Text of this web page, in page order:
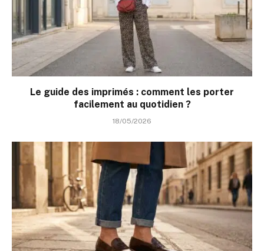
Le guide des imprimés : comment les porter
facilement au quotidien ?
18/05/2026